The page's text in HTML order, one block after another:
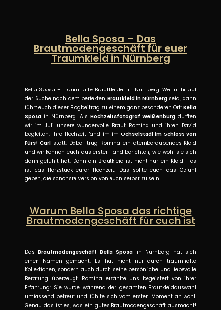
Bella Sposa – Das
Brautmodengeschäft für euer
Traumkleid in Nürnberg
Bella Sposa – Traumhafte Brautkleider in Nürnberg. Wenn ihr auf
der Suche nach dem perfekten Brautkleid in Nürnbergseid, dann
führt euch dieser Blogbeitrag zu einem ganz besonderen Ort: Bella
Sposa in Nürnberg. Als Hochzeitsfotograf Weißenburgdurften
wir im Juli unsere wundervolle Braut Romina und ihren David
begleiten. Ihre Hochzeit fand im im Ochselstadl im Schloss von
Fürst Carl statt. Dabei trug Romina ein atemberaubendes Kleid
und wir können euch aus erster Hand berichten, wie wohl sie sich
darin gefühlt hat. Denn ein Brautkleid ist nicht nur ein Kleid – es
ist das Herzstück eurer Hochzeit. Das sollte euch das Gefühl
geben, die schönste Version von euch selbst zu sein.
Warum Bella Sposa das richtige
Brautmodengeschäft für euch ist
DasBrautmodengeschäft Bella Sposa in Nürnberg hat sich
einen Namen gemacht. Es hat nicht nur durch traumhafte
Kollektionen, sondern auch durch seine persönliche und liebevolle
Beratung überzeugt. Romina erzählte uns begeistert von ihrer
Erfahrung: Sie wurde während der gesamten Brautkleidauswahl
umfassend betreut und fühlte sich vom ersten Moment an wohl.
Genau das ist es, was ein gutes Brautmodengeschäft ausmacht!